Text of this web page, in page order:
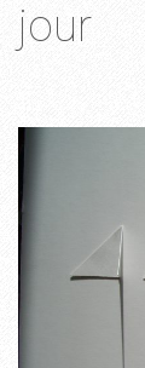
jour